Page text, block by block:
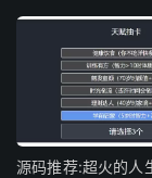
源码推荐:超火的人